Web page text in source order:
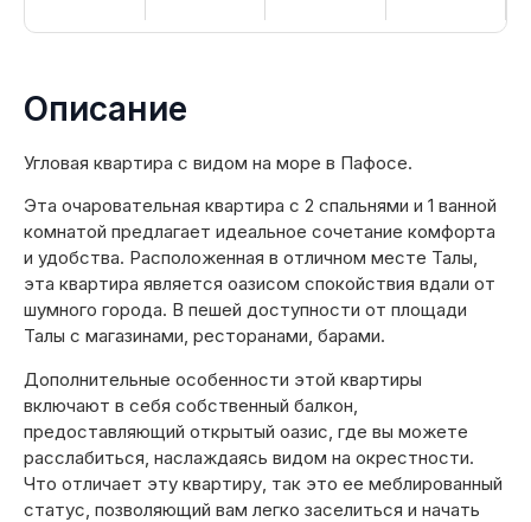
Описание
Угловая квартира с видом на море в Пафосе.
Эта очаровательная квартира с 2 спальнями и 1 ванной
комнатой предлагает идеальное сочетание комфорта
и удобства. Расположенная в отличном месте Талы,
эта квартира является оазисом спокойствия вдали от
шумного города. В пешей доступности от площади
Талы с магазинами, ресторанами, барами.
Дополнительные особенности этой квартиры
включают в себя собственный балкон,
предоставляющий открытый оазис, где вы можете
расслабиться, наслаждаясь видом на окрестности.
Что отличает эту квартиру, так это ее меблированный
статус, позволяющий вам легко заселиться и начать